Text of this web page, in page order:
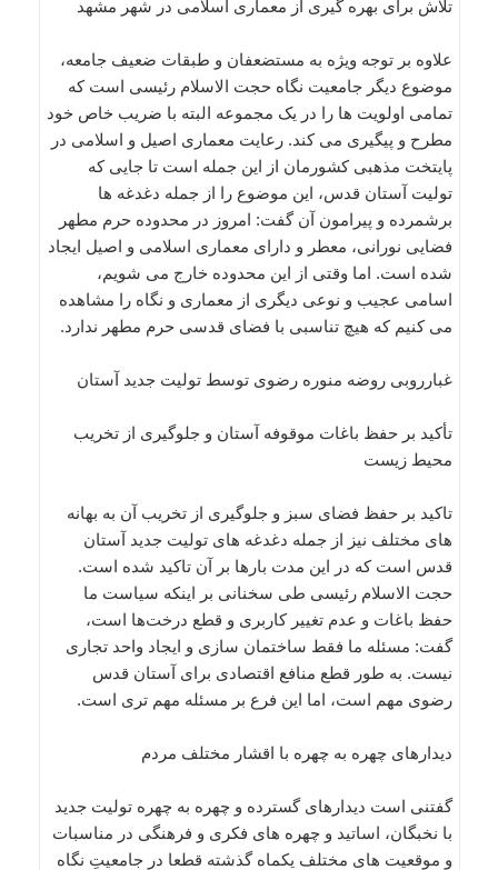
تلاش برای بهره گیری از معماری اسلامی در شهر مشهد
علاوه بر توجه ویژه به مستضعفان و طبقات ضعیف جامعه،
موضوع دیگر جامعیت نگاه حجت الاسلام رئیسی است که
تمامی اولویت ها را در یک مجموعه البته با ضریب خاص خود
مطرح و پیگیری می کند. رعایت معماری اصیل و اسلامی در
پایتخت مذهبی کشورمان از این جمله است تا جایی که
تولیت آستان قدس، این موضوع را از جمله دغدغه ها
برشمرده و پیرامون آن گفت: امروز در محدوده حرم مطهر
فضایی نورانی، معطر و دارای معماری اسلامی و اصیل ایجاد
شده است. اما وقتی از این محدوده خارج می شویم،
اسامی عجیب و نوعی دیگری از معماری و نگاه را مشاهده
می کنیم که هیچ تناسبی با فضای قدسی حرم مطهر ندارد.
غبارروبی روضه منوره رضوی توسط تولیت جدید آستان
تأکید بر حفظ باغات موقوفه آستان و جلوگیری از تخریب
محیط زیست
تاکید بر حفظ فضای سبز و جلوگیری از تخریب آن به بهانه
های مختلف نیز از جمله دغدغه های تولیت جدید آستان
قدس است که در این مدت بارها بر آن تاکید شده است.
حجت الاسلام رئیسی طی سخنانی بر اینکه سیاست ما
حفظ باغات و عدم تغییر کاربری و قطع درخت‌ها است،
گفت: مسئله ما فقط ساختمان سازی و ایجاد واحد تجاری
نیست. به طور قطع منافع اقتصادی برای آستان قدس
رضوی مهم است، اما این فرع بر مسئله مهم تری است.
دیدارهای چهره به چهره با اقشار مختلف مردم
گفتنی است دیدارهای گسترده و چهره به چهره تولیت جدید
با نخبگان، اساتید و چهره های فکری و فرهنگی در مناسبات
و موقعیت های مختلف یکماه گذشته قطعا در جامعیتِ نگاه